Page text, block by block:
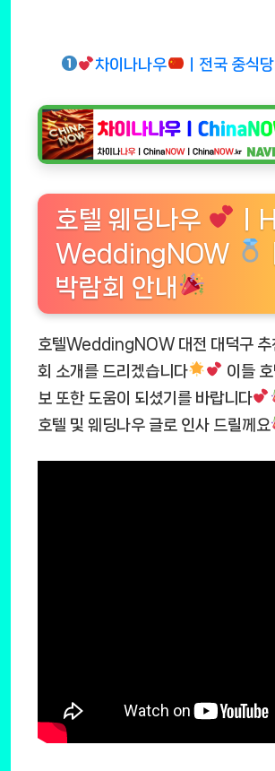
차이나나우 ㅣ전국 중식당
호텔 웨딩나우
ㅣ
WeddingNOW
박람회 안내
호텔WeddingNOW 대전 대덕구 추
회 소개를 드리겠습니다
이들
보 또한 도움이 되셨기를 바랍니다
호텔 및 웨딩나우 글로 인사 드릴께요